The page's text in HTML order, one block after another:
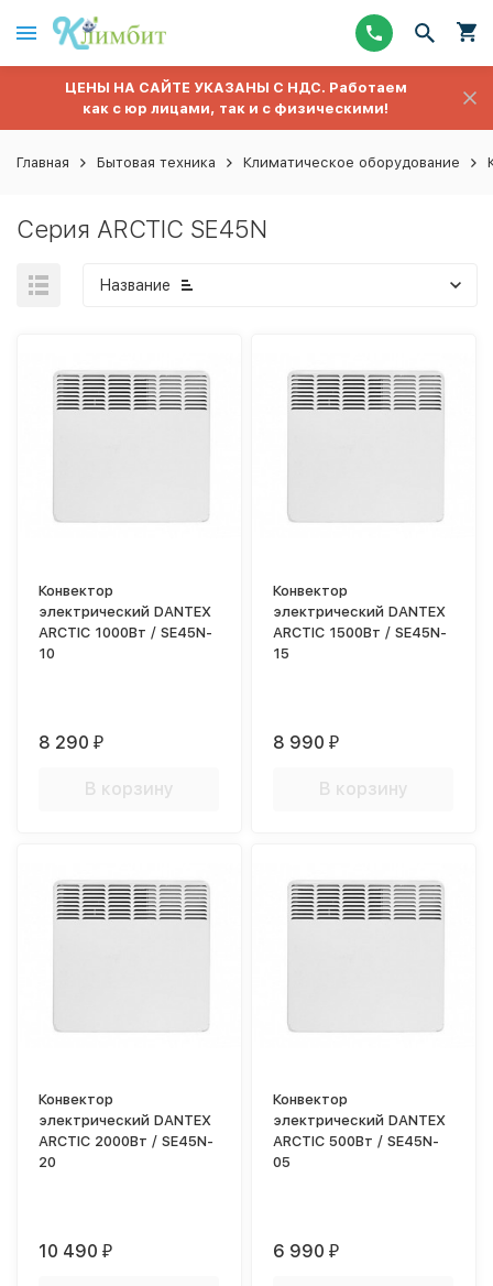
ЦЕНЫ НА САЙТЕ УКАЗАНЫ С НДС. Работаем
как с юр лицами, так и с физическими!
Главная Бытовая техника Климатическое оборудование
Серия ARCTIC SE45N
Название
Конвектор
электрический DANTEX
ARCTIC 1000Вт / SE45N-
10
8 290₽
В корзину
Конвектор
электрический DANTEX
ARCTIC 1500Вт / SE45N-
15
8 990₽
В корзину
Конвектор
электрический DANTEX
ARCTIC 2000Вт / SE45N-
20
10 490₽
Конвектор
электрический DANTEX
ARCTIC 500Вт / SE45N-
05
6 990₽